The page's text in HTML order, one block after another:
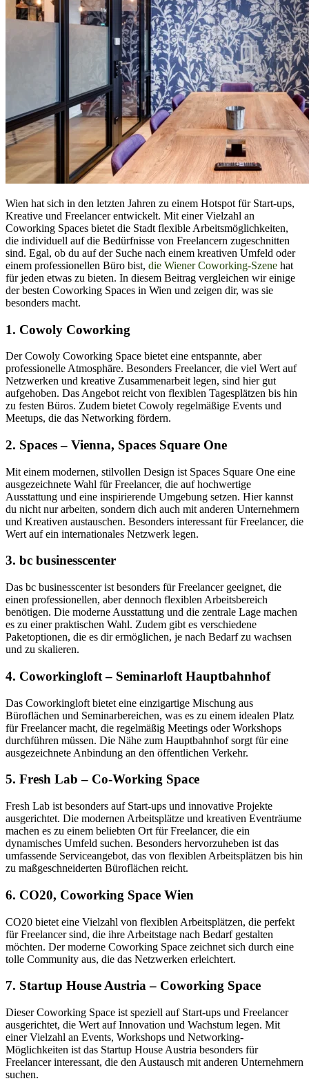
Wien hat sich in den letzten Jahren zu einem Hotspot für Start-ups,
Kreative und Freelancer entwickelt. Mit einer Vielzahl an
Coworking Spaces bietet die Stadt flexible Arbeitsmöglichkeiten,
die individuell auf die Bedürfnisse von Freelancern zugeschnitten
sind. Egal, ob du auf der Suche nach einem kreativen Umfeld oder
einem professionellen Büro bist, die Wiener Coworking-Szene hat
für jeden etwas zu bieten. In diesem Beitrag vergleichen wir einige
der besten Coworking Spaces in Wien und zeigen dir, was sie
besonders macht.
1. Cowoly Coworking
Der Cowoly Coworking Space bietet eine entspannte, aber
professionelle Atmosphäre. Besonders Freelancer, die viel Wert auf
Netzwerken und kreative Zusammenarbeit legen, sind hier gut
aufgehoben. Das Angebot reicht von flexiblen Tagesplätzen bis hin
zu festen Büros. Zudem bietet Cowoly regelmäßige Events und
Meetups, die das Networking fördern.
2. Spaces – Vienna, Spaces Square One
Mit einem modernen, stilvollen Design ist Spaces Square One eine
ausgezeichnete Wahl für Freelancer, die auf hochwertige
Ausstattung und eine inspirierende Umgebung setzen. Hier kannst
du nicht nur arbeiten, sondern dich auch mit anderen Unternehmern
und Kreativen austauschen. Besonders interessant für Freelancer, die
Wert auf ein internationales Netzwerk legen.
3. bc businesscenter
Das bc businesscenter ist besonders für Freelancer geeignet, die
einen professionellen, aber dennoch flexiblen Arbeitsbereich
benötigen. Die moderne Ausstattung und die zentrale Lage machen
es zu einer praktischen Wahl. Zudem gibt es verschiedene
Paketoptionen, die es dir ermöglichen, je nach Bedarf zu wachsen
und zu skalieren.
4. Coworkingloft – Seminarloft Hauptbahnhof
Das Coworkingloft bietet eine einzigartige Mischung aus
Büroflächen und Seminarbereichen, was es zu einem idealen Platz
für Freelancer macht, die regelmäßig Meetings oder Workshops
durchführen müssen. Die Nähe zum Hauptbahnhof sorgt für eine
ausgezeichnete Anbindung an den öffentlichen Verkehr.
5. Fresh Lab – Co-Working Space
Fresh Lab ist besonders auf Start-ups und innovative Projekte
ausgerichtet. Die modernen Arbeitsplätze und kreativen Eventräume
machen es zu einem beliebten Ort für Freelancer, die ein
dynamisches Umfeld suchen. Besonders hervorzuheben ist das
umfassende Serviceangebot, das von flexiblen Arbeitsplätzen bis hin
zu maßgeschneiderten Büroflächen reicht.
6. CO20, Coworking Space Wien
CO20 bietet eine Vielzahl von flexiblen Arbeitsplätzen, die perfekt
für Freelancer sind, die ihre Arbeitstage nach Bedarf gestalten
möchten. Der moderne Coworking Space zeichnet sich durch eine
tolle Community aus, die das Netzwerken erleichtert.
7. Startup House Austria – Coworking Space
Dieser Coworking Space ist speziell auf Start-ups und Freelancer
ausgerichtet, die Wert auf Innovation und Wachstum legen. Mit
einer Vielzahl an Events, Workshops und Networking-
Möglichkeiten ist das Startup House Austria besonders für
Freelancer interessant, die den Austausch mit anderen Unternehmern
suchen.